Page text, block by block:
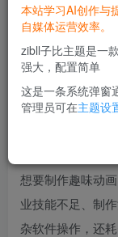
想要制作趣味动
业技能不足、制
杂软件操作，还
本站学习AI创作与
自媒体运营效率。
zibll子比主题是一
强大，配置简单
这是一条系统弹窗
管理员可在主题设